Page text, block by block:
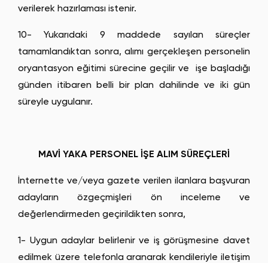
verilerek hazırlaması istenir.
10- Yukarıdaki 9 maddede sayılan süreçler
tamamlandıktan sonra, alımı gerçekleşen personelin
oryantasyon eğitimi sürecine geçilir ve işe başladığı
günden itibaren belli bir plan dahilinde ve iki gün
süreyle uygulanır.
MAVİ YAKA PERSONEL İŞE ALIM SÜREÇLERİ
İnternette ve/veya gazete verilen ilanlara başvuran
adayların özgeçmişleri ön inceleme ve
değerlendirmeden geçirildikten sonra,
1- Uygun adaylar belirlenir ve iş görüşmesine davet
edilmek üzere telefonla aranarak kendileriyle iletişim